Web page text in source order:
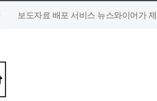
보도자료 배포 서비스 뉴스와이어가